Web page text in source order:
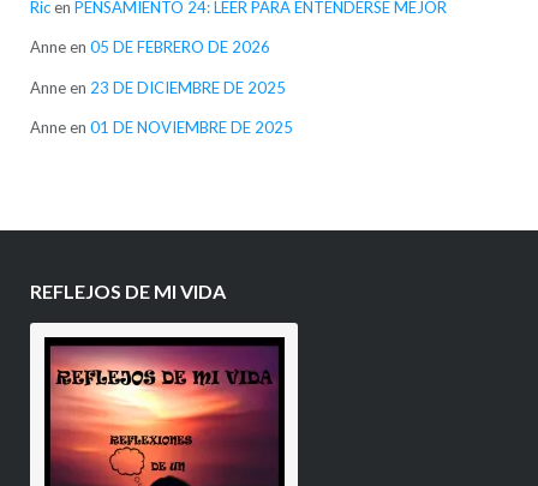
Ricen PENSAMIENTO 24: LEER PARA ENTENDERSE MEJOR
Anneen 05 DE FEBRERO DE 2026
Anneen 23 DE DICIEMBRE DE 2025
Anneen 01 DE NOVIEMBRE DE 2025
REFLEJOS DE MI VIDA